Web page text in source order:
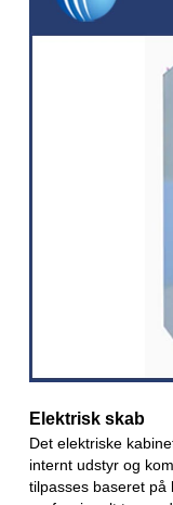
Elektrisk skab
Det elektriske
internt udstyr og
tilpasses baseret på